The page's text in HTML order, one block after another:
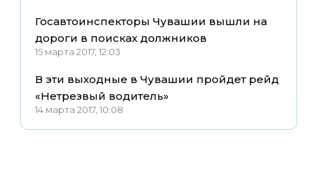
Госавтоинспекторы Чувашии вышли на
дороги в поисках должников
15 марта 2017, 12:03
В эти выходные в Чувашии пройдет рейд
«Нетрезвый водитель»
14 марта 2017, 10:08